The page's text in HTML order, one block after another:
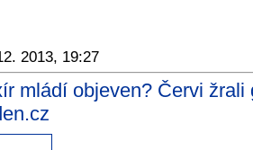
2013, 19:27
mládí objeven? Červi